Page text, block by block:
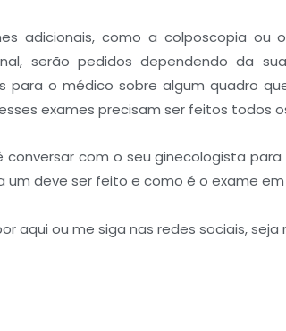
adicionais, como a colposcopia
serão pedidos dependendo da
para o médico sobre algum quadro
exames precisam ser feitos todos
conversar com o seu ginecologista
um deve ser feito e como é o exame em
aqui ou me siga nas redes sociais, seja